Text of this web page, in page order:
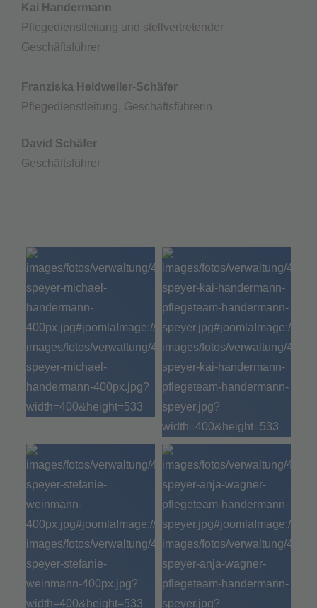
Kai Handermann
Pflegedienstleitung und stellvertretender
Geschäftsführer
Franziska Heidweiler-Schäfer
Pflegedienstleitung, Geschäftsführerin
David Schäfer
Geschäftsführer